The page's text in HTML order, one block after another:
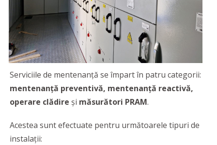
Serviciile de mentenanță se împart în patru categorii:
mentenanță preventivă, mentenanță reactivă,
operare clădire și măsurători PRAM.
Acestea sunt efectuate pentru următoarele tipuri de
instalații: